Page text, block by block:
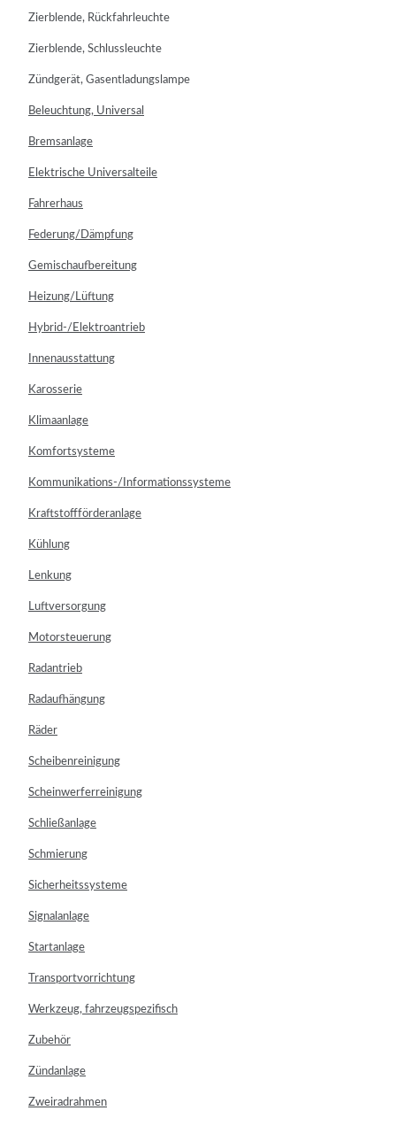
Zierblende, Rückfahrleuchte
Zierblende, Schlussleuchte
Zündgerät, Gasentladungslampe
Beleuchtung, Universal
Bremsanlage
Elektrische Universalteile
Fahrerhaus
Federung/Dämpfung
Gemischaufbereitung
Heizung/Lüftung
Hybrid-/Elektroantrieb
Innenausstattung
Karosserie
Klimaanlage
Komfortsysteme
Kommunikations-/Informationssysteme
Kraftstoffförderanlage
Kühlung
Lenkung
Luftversorgung
Motorsteuerung
Radantrieb
Radaufhängung
Räder
Scheibenreinigung
Scheinwerferreinigung
Schließanlage
Schmierung
Sicherheitssysteme
Signalanlage
Startanlage
Transportvorrichtung
Werkzeug, fahrzeugspezifisch
Zubehör
Zündanlage
Zweiradrahmen